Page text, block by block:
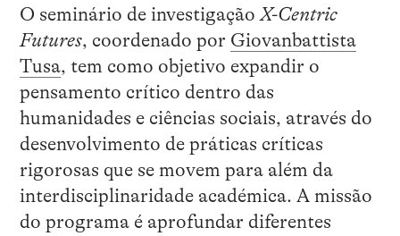
O seminário de investigaçãoX-Centric
Futures, coordenado por Giovanbattista
Tusa, tem como objetivo expandir o
pensamento crítico dentro das
humanidades e ciências sociais, através do
desenvolvimento de práticas críticas
rigorosas que se movem para além da
interdisciplinaridade académica. A missão
do programa é aprofundar diferentes